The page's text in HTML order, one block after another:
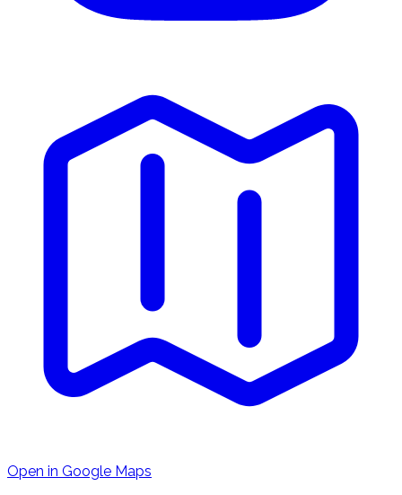
Open in Google Maps